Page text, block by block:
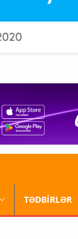
TƏDBİRLƏR